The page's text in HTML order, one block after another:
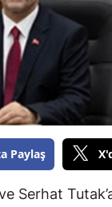
Paylaş
Serhat